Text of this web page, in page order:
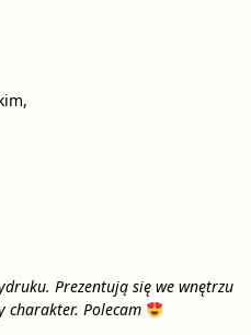
Prezentują się we wnętrzu
charakter. Polecam